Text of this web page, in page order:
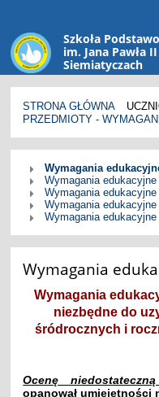
Szkoła
im. Jana Pawła
Siemiatyczach
STRONA GŁÓWNA
PRZEDMIOTY -
Informatyka
Wymagania
Wymagania
Wymagania edukacyjne
Wymagania edukacyjne
Wymagania edukacyjne
Wymagania
Wymagania
niezbędne do
śródrocznych i
Ocenę
opanował umiejętności